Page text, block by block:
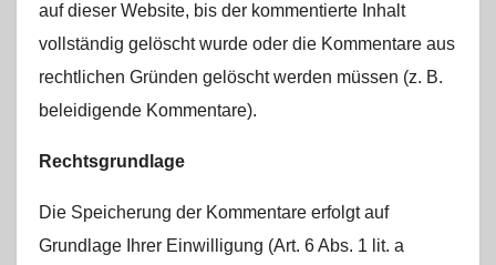
auf dieser Website, bis der kommentierte Inhalt
vollständig gelöscht wurde oder die Kommentare aus
rechtlichen Gründen gelöscht werden müssen (z. B.
beleidigende Kommentare).
Rechtsgrundlage
Die Speicherung der Kommentare erfolgt auf
Grundlage Ihrer Einwilligung (Art. 6 Abs. 1 lit. a